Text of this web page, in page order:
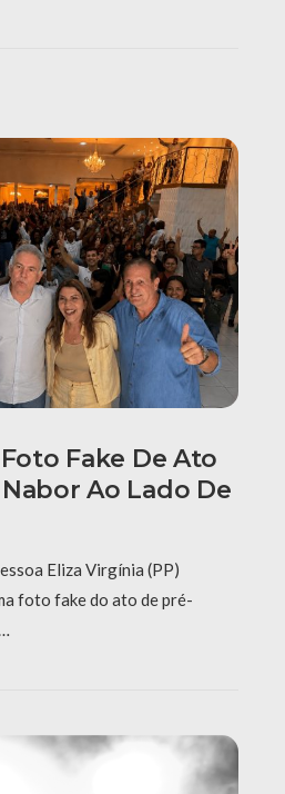
Fake De Ato
Ao Lado De
Eliza Virgínia (PP)
foto fake do ato de pré-